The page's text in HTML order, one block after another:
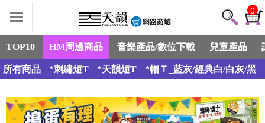
0
TOP10 HM周邊商品 音樂產品/數位下載 兒童產品
所有商品 *刺繡短T *天韻短T *帽Ｔ_藍灰/經典白/白灰/黑